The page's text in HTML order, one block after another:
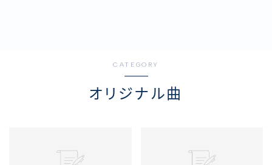
CATEGORY
オリジナル曲